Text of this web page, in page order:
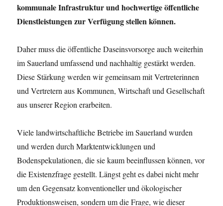
kommunale Infrastruktur und hochwertige öffentliche
Dienstleistungen zur Verfügung stellen können.
Daher muss die öffentliche Daseinsvorsorge auch weiterhin
im Sauerland umfassend und nachhaltig gestärkt werden.
Diese Stärkung werden wir gemeinsam mit Vertreterinnen
und Vertretern aus Kommunen, Wirtschaft und Gesellschaft
aus unserer Region erarbeiten.
Viele landwirtschaftliche Betriebe im Sauerland wurden
und werden durch Marktentwicklungen und
Bodenspekulationen, die sie kaum beeinflussen können, vor
die Existenzfrage gestellt. Längst geht es dabei nicht mehr
um den Gegensatz konventioneller und ökologischer
Produktionsweisen, sondern um die Frage, wie dieser